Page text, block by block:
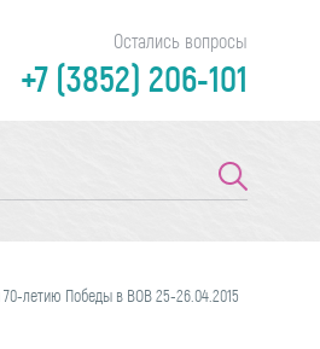
Остались вопросы
+7 (3852) 206-101
летию Победы в ВОВ 25-26.04.2015